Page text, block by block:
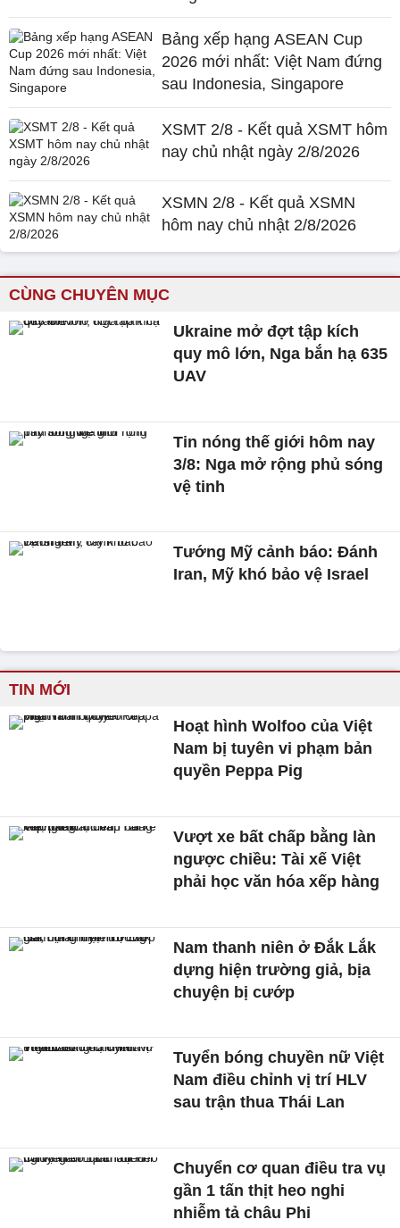
Bảng xếp hạng ASEAN Cup
2026 mới nhất: Việt Nam đứng
sau Indonesia, Singapore
XSMT 2/8 - Kết quả XSMT hôm
nay chủ nhật ngày 2/8/2026
XSMN 2/8 - Kết quả XSMN
hôm nay chủ nhật 2/8/2026
CÙNG CHUYÊN MỤC
Ukraine mở đợt tập kích
quy mô lớn, Nga bắn hạ 635
UAV
Tin nóng thế giới hôm nay
3/8: Nga mở rộng phủ sóng
vệ tinh
Tướng Mỹ cảnh báo: Đánh
Iran, Mỹ khó bảo vệ Israel
TIN MỚI
Hoạt hình Wolfoo của Việt
Nam bị tuyên vi phạm bản
quyền Peppa Pig
Vượt xe bất chấp bằng làn
ngược chiều: Tài xế Việt
phải học văn hóa xếp hàng
Nam thanh niên ở Đắk Lắk
dựng hiện trường giả, bịa
chuyện bị cướp
Tuyển bóng chuyền nữ Việt
Nam điều chỉnh vị trí HLV
sau trận thua Thái Lan
Chuyển cơ quan điều tra vụ
gần 1 tấn thịt heo nghi
nhiễm tả châu Phi